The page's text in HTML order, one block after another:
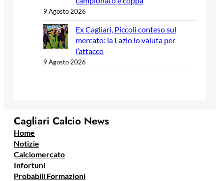
9 Agosto 2026
Ex Cagliari, Piccoli conteso sul
mercato: la Lazio lo valuta per
l’attacco
9 Agosto 2026
Cagliari Calcio News
Home
Notizie
Calciomercato
Infortuni
Probabili Formazioni